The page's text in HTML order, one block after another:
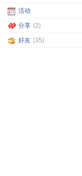
活动
分享 (2)
好友 (35)